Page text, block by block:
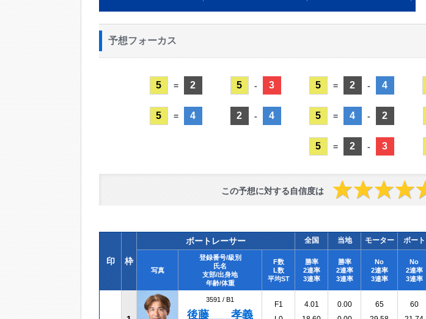
予想フォーカス
5 = 2
5 = 4
5 - 3
2 - 4
5 = 2 - 4
5 = 4 - 2
5 = 2 - 3
この予想に対する自信度は
印 枠
ボートレーサー 全国 当地 モーター ボート
写真
登録番号/級別
氏名
支部/出身地
年齢/体重
F数
L数
平均ST
勝率
2連率
3連率
勝率
2連率
3連率
No
2連率
3連率
No
2連率
3連率
3591 / B1
後藤 孝義
F1
4.01
0.00
65
60